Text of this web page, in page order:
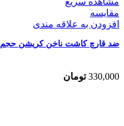
مقایسه
افزودن به علاقه مندی
ضد قارچ کاشت ناخن کریشن حجم 30 میل
330,000 تومان